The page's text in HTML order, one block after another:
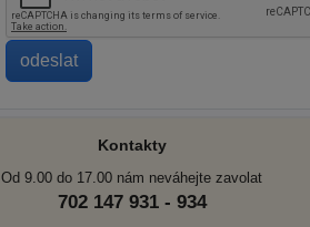
Kontakty
Od 9.00 do 17.00 nám neváhejte zavolat
702 147 931 - 934